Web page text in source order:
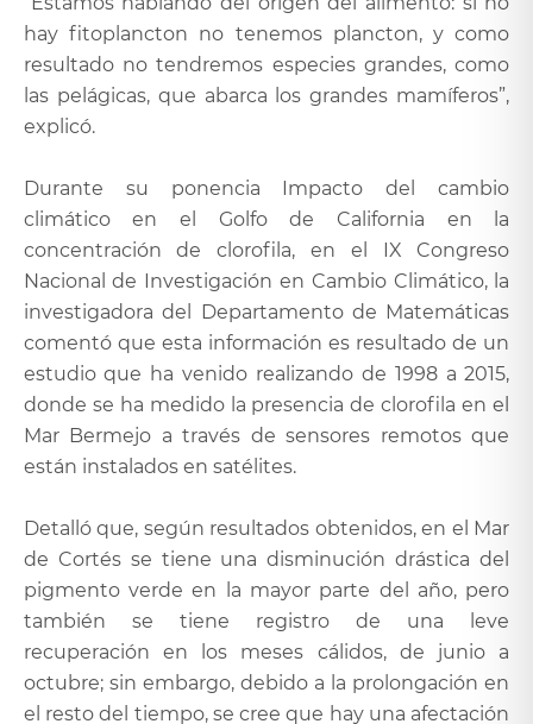
hay fitoplancton no tenemos plancton, y como
resultado no tendremos especies grandes, como
las pelágicas, que abarca los grandes mamíferos”,
explicó.
Durante su ponencia Impacto del cambio
climático en el Golfo de California en la
concentración de clorofila, en el IX Congreso
Nacional de Investigación en Cambio Climático, la
investigadora del Departamento de Matemáticas
comentó que esta información es resultado de un
estudio que ha venido realizando de 1998 a 2015,
donde se ha medido la presencia de clorofila en el
Mar Bermejo a través de sensores remotos que
están instalados en satélites.
Detalló que, según resultados obtenidos, en el Mar
de Cortés se tiene una disminución drástica del
pigmento verde en la mayor parte del año, pero
también se tiene registro de una leve
recuperación en los meses cálidos, de junio a
octubre; sin embargo, debido a la prolongación en
el resto del tiempo, se cree que hay una afectación